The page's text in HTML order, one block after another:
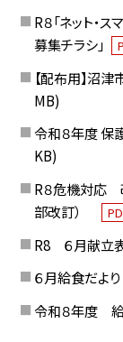
R８「ネット・
募集チラシ」
【配布用】沼
MB)
令和８年度
KB)
R８危機対応
部改訂）
R8 ６月献立
６月給食だより
令和８年度